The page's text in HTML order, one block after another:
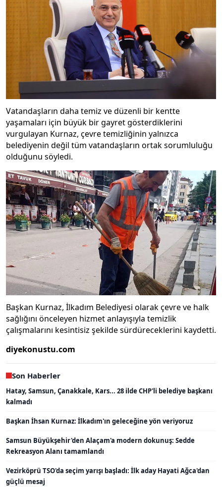
Vatandaşların daha temiz ve düzenli bir kentte
yaşamaları için büyük bir gayret gösterdiklerini
vurgulayan Kurnaz, çevre temizliğinin yalnızca
belediyenin değil tüm vatandaşların ortak sorumluluğu
olduğunu söyledi.
Başkan Kurnaz, İlkadım Belediyesi olarak çevre ve halk
sağlığını önceleyen hizmet anlayışıyla temizlik
çalışmalarını kesintisiz şekilde sürdüreceklerini kaydetti.
diyekonustu.com
Son Haberler
Hatay, Samsun, Çanakkale, Kars... 28 ilde CHP'li belediye başkanı
kalmadı
Başkan İhsan Kurnaz: İlkadım'ın geleceğine yön veriyoruz
Samsun Büyükşehir'den Alaçam'a modern dokunuş: Sedde
Rekreasyon Alanı tamamlandı
Vezirköprü TSO'da seçim yarışı başladı: İlk aday Hayati Ağca'dan
güçlü mesaj